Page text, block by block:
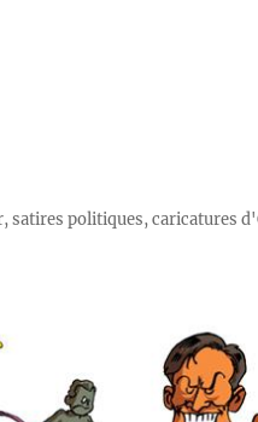
satires politiques, caricatures